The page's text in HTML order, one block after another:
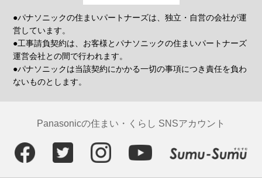
●パナソニックの住まいパートナーズは、独立・自営の会社が運
営しています。
●工事請負契約は、お客様とパナソニックの住まいパートナーズ
運営会社との間で行われます。
●パナソニックは当該契約にかかる一切の事項につき責任を負わ
ないものとします。
Panasonicの住まい・くらし SNSアカウント